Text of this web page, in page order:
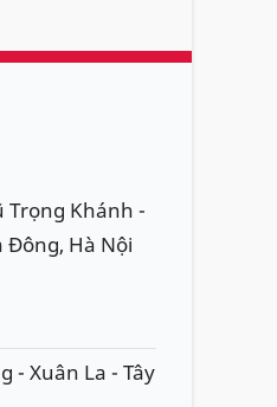
Trọng Khánh -
Đông, Hà Nội
- Xuân La - Tây